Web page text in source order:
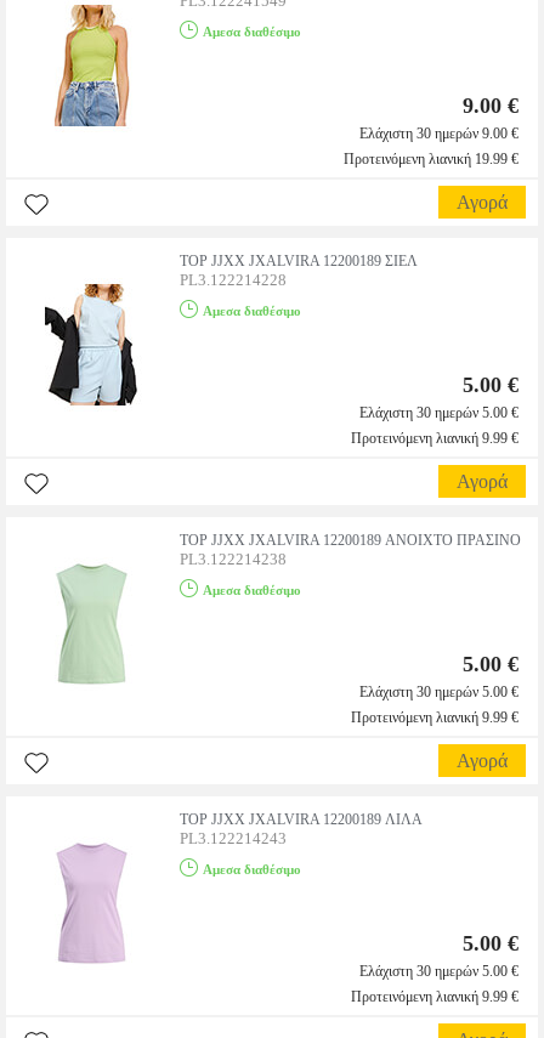
Αμεσα διαθέσιμο
9.00 €
Ελάχιστη 30 ημερών 9.00 €
Προτεινόμενη λιανική 19.99 €
Αγορά
TOP JJXX JXALVIRA 12200189 ΣΙΕΛ
PL3.122214228
Αμεσα διαθέσιμο
5.00 €
Ελάχιστη 30 ημερών 5.00 €
Προτεινόμενη λιανική 9.99 €
Αγορά
TOP JJXX JXALVIRA 12200189 ΑΝΟΙΧΤΟ ΠΡΑΣΙΝΟ
PL3.122214238
Αμεσα διαθέσιμο
5.00 €
Ελάχιστη 30 ημερών 5.00 €
Προτεινόμενη λιανική 9.99 €
Αγορά
TOP JJXX JXALVIRA 12200189 ΛΙΛΑ
PL3.122214243
Αμεσα διαθέσιμο
5.00 €
Ελάχιστη 30 ημερών 5.00 €
Προτεινόμενη λιανική 9.99 €